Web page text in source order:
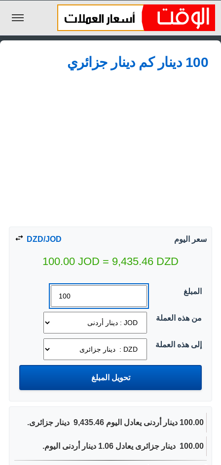
الليرة السورية
الجنيه المصري
100 دينار كم دينار جزائري
سعر اليوم DZD/JOD
100.00 JOD = 9,435.46 DZD
المبلغ
من هذه العملة
إلى هذه العملة
100.00 دينار أردنى يعادل اليوم 9,435.46 ‏ دينار جزائرى.
100.00 ‏ دينار جزائرى يعادل 1.06 دينار أردنى اليوم.